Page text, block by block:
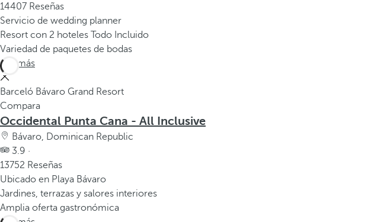
14407 Reseñas
Servicio de wedding planner
Resort con 2 hoteles Todo Incluido
Variedad de paquetes de bodas
Ver más
Barceló Bávaro Grand Resort
Compara
Occidental Punta Cana - All Inclusive
Bávaro, Dominican Republic
3.9 ·
13752 Reseñas
Ubicado en Playa Bávaro
Jardines, terrazas y salores interiores
Amplia oferta gastronómica